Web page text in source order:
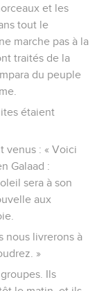
et les
tout le
marche pas à la
traités de la
du peuple
étaient
venus : « Voici
Galaad :
sera à son
aux
nous livrerons à
»
Ils